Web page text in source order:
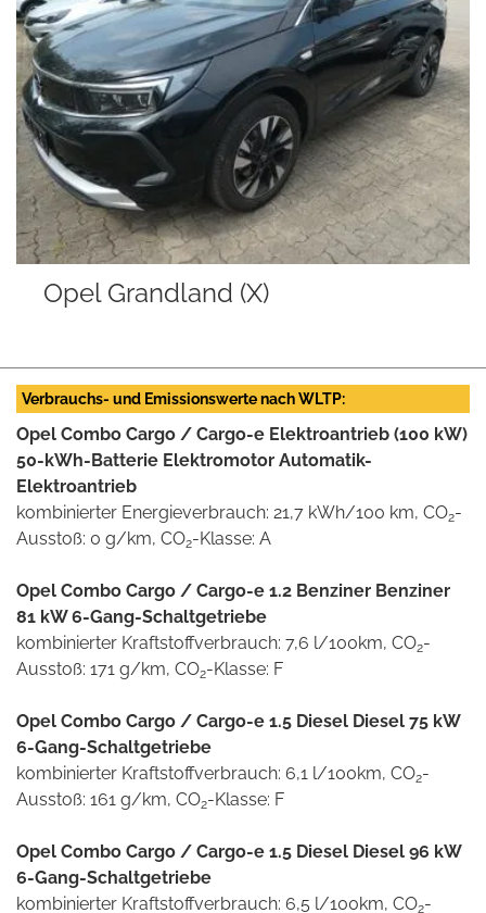
Opel Grandland (X)
Verbrauchs- und Emissionswerte nach WLTP:
Opel Combo Cargo / Cargo-e Elektroantrieb (100 kW)
50-kWh-Batterie Elektromotor Automatik-
Elektroantrieb
kombinierter Energieverbrauch: 21,7 kWh/100 km, CO2-
Ausstoß: 0 g/km, CO2-Klasse: A
Opel Combo Cargo / Cargo-e 1.2 Benziner Benziner
81 kW 6-Gang-Schaltgetriebe
kombinierter Kraftstoffverbrauch: 7,6 l/100km, CO2-
Ausstoß: 171 g/km, CO2-Klasse: F
Opel Combo Cargo / Cargo-e 1.5 Diesel Diesel 75 kW
6-Gang-Schaltgetriebe
kombinierter Kraftstoffverbrauch: 6,1 l/100km, CO2-
Ausstoß: 161 g/km, CO2-Klasse: F
Opel Combo Cargo / Cargo-e 1.5 Diesel Diesel 96 kW
6-Gang-Schaltgetriebe
kombinierter Kraftstoffverbrauch: 6,5 l/100km, CO2-